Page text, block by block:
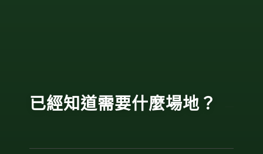
已經知道需要什麼場地？